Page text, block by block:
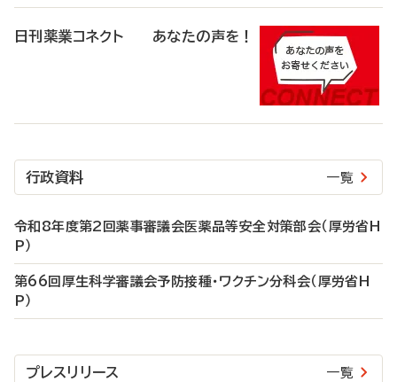
日刊薬業コネクト あなたの声を！
行政資料 一覧
令和8年度第2回薬事審議会医薬品等安全対策部会（厚労省H
P）
第66回厚生科学審議会予防接種・ワクチン分科会（厚労省H
P）
プレスリリース 一覧